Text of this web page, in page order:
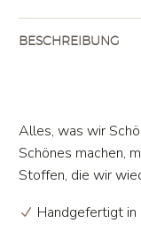
BESCHREIBUNG
Alles, was wir
Schönes machen,
Stoffen, die wir
Handgefertigt in